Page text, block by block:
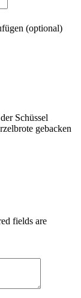
(optional)
Schüssel
gebacken
fields are